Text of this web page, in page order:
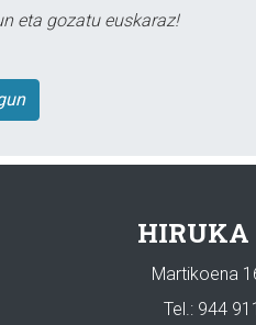
eta gozatu euskaraz!
HIRUKA
Martikoena
Tel.: 944